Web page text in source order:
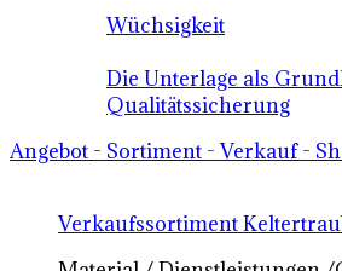
Wüchsigkeit
Die Unterlage als
Qualitätssicherung
Angebot - Sortiment - Verkauf -
Verkaufssortiment